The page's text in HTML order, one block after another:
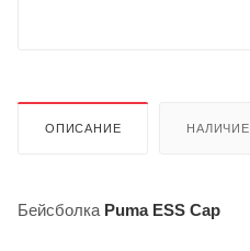
ОПИСАНИЕ НАЛИЧИЕ
Бейсболка Puma ESS Cap